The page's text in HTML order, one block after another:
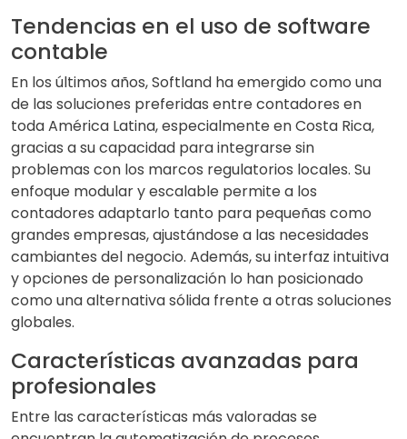
Tendencias en el uso de software
contable
En los últimos años, Softland ha emergido como una
de las soluciones preferidas entre contadores en
toda América Latina, especialmente en Costa Rica,
gracias a su capacidad para integrarse sin
problemas con los marcos regulatorios locales. Su
enfoque modular y escalable permite a los
contadores adaptarlo tanto para pequeñas como
grandes empresas, ajustándose a las necesidades
cambiantes del negocio. Además, su interfaz intuitiva
y opciones de personalización lo han posicionado
como una alternativa sólida frente a otras soluciones
globales.
Características avanzadas para
profesionales
Entre las características más valoradas se